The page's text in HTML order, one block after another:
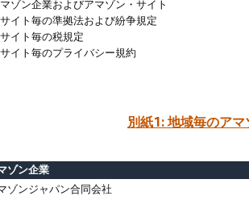
ゾン企業およびアマゾン・サイト
イト毎の準拠法および紛争規定
イト毎の税規定
イト毎のプライバシー規約
別紙1: 地域毎のア
ゾン企業
ゾンジャパン合同会社